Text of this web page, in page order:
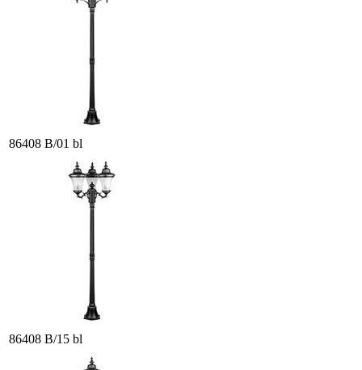
86408 B/01 bl
86408 B/15 bl